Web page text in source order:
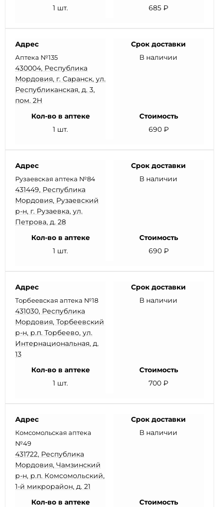
1 шт.
685 ₽
Адрес
Аптека №135
430004, Республика
Мордовия, г. Саранск, ул.
Республиканская, д. 3,
пом. 2Н
Срок доставки
В наличии
Кол-во в аптеке
1 шт.
Стоимость
690 ₽
Адрес
Рузаевская аптека №84
431449, Республика
Мордовия, Рузаевский
р-н, г. Рузаевка, ул.
Петрова, д. 28
Срок доставки
В наличии
Кол-во в аптеке
1 шт.
Стоимость
690 ₽
Адрес
Торбеевская аптека №18
431030, Республика
Мордовия, Торбеевский
р-н, р.п. Торбеево, ул.
Интернациональная, д.
13
Срок доставки
В наличии
Кол-во в аптеке
1 шт.
Стоимость
700 ₽
Адрес
Комсомольская аптека
№49
431722, Республика
Мордовия, Чамзинский
р-н, р.п. Комсомольский,
1-й микрорайон, д. 21
Срок доставки
В наличии
Кол-во в аптеке
Стоимость